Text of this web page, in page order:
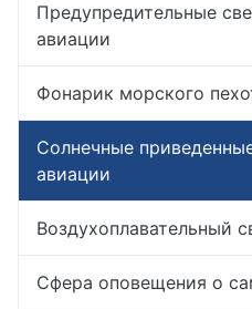
Предупредительные
авиации
Фонарик морского
Солнечные
авиации
Воздухоплавательный
Сфера оповещения о